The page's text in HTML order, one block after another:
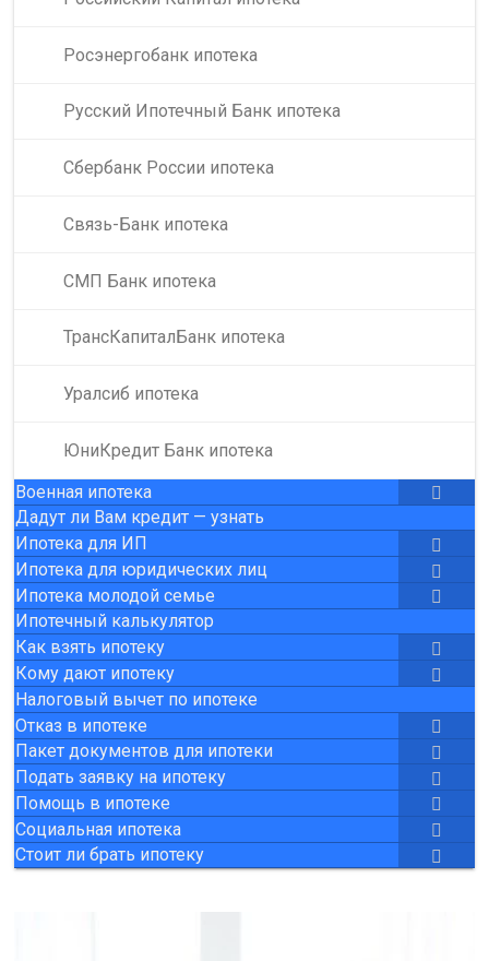
Росэнергобанк ипотека
Русский Ипотечный Банк ипотека
Сбербанк России ипотека
Связь-Банк ипотека
СМП Банк ипотека
ТрансКапиталБанк ипотека
Уралсиб ипотека
ЮниКредит Банк ипотека
Военная ипотека
Дадут ли Вам кредит — узнать
Ипотека для ИП
Ипотека для юридических лиц
Ипотека молодой семье
Ипотечный калькулятор
Как взять ипотеку
Кому дают ипотеку
Налоговый вычет по ипотеке
Отказ в ипотеке
Пакет документов для ипотеки
Подать заявку на ипотеку
Помощь в ипотеке
Социальная ипотека
Стоит ли брать ипотеку